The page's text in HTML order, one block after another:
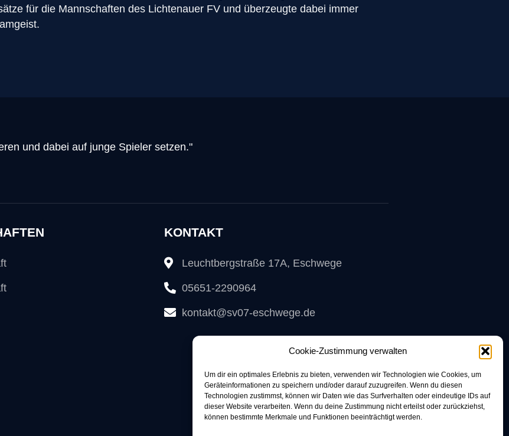
Cookie-Zustimmung verwalten
Um dir ein optimales Erlebnis zu bieten, verwenden wir Technologien wie Cookies, um
Geräteinformationen zu speichern und/oder darauf zuzugreifen. Wenn du diesen
Technologien zustimmst, können wir Daten wie das Surfverhalten oder eindeutige IDs auf
dieser Website verarbeiten. Wenn du deine Zustimmung nicht erteilst oder zurückziehst,
können bestimmte Merkmale und Funktionen beeinträchtigt werden.
für die Mannschaften des Lichtenauer FV und überzeugte dabei immer
und dabei auf junge Spieler setzen."
KONTAKT
Leuchtbergstraße 17A, Eschwege
05651-2290964
kontakt@sv07-eschwege.de